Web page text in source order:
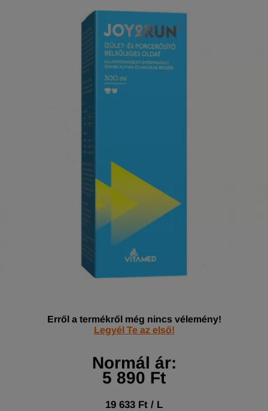
Erről a termékről még nincs vélemény!
Legyél Te az első!
Normál ár:
5 890 Ft
19 633 Ft / L